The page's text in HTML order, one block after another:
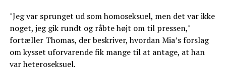
"Jeg var sprunget ud som homoseksuel, men det var ikke
noget, jeg gik rundt og råbte højt om til pressen,"
fortæller Thomas, der beskriver, hvordan Mia’s forslag
om kysset uforvarende fik mange til at antage, at han
var heteroseksuel.